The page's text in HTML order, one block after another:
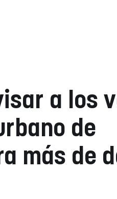
a los
de
más de